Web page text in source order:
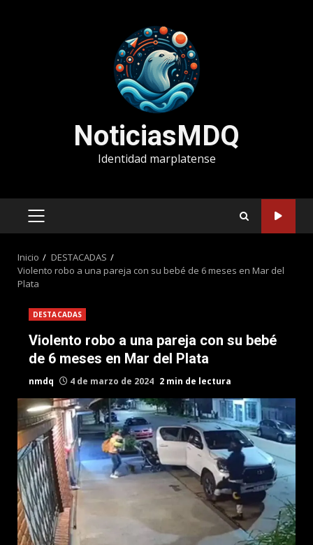
NoticiasMDQ
Identidad marplatense
MENÚ
Inicio
DESTACADAS
Violento robo a una pareja con su bebé de 6 meses en Mar del
Plata
DESTACADAS
Violento robo a una pareja con su bebé
de 6 meses en Mar del Plata
nmdq 4 de marzo de 2024 2 min de lectura